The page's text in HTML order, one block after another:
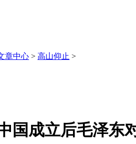
章中心 > 高山仰止 >
国成立后毛泽东